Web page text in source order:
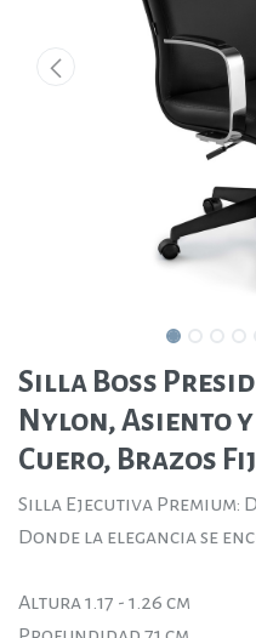
Silla Boss
Nylon, Asiento
Cuero, Brazos
Silla Ejecutiva Premium:
Donde la elegancia se
Altura 1.17 - 1.26 cm